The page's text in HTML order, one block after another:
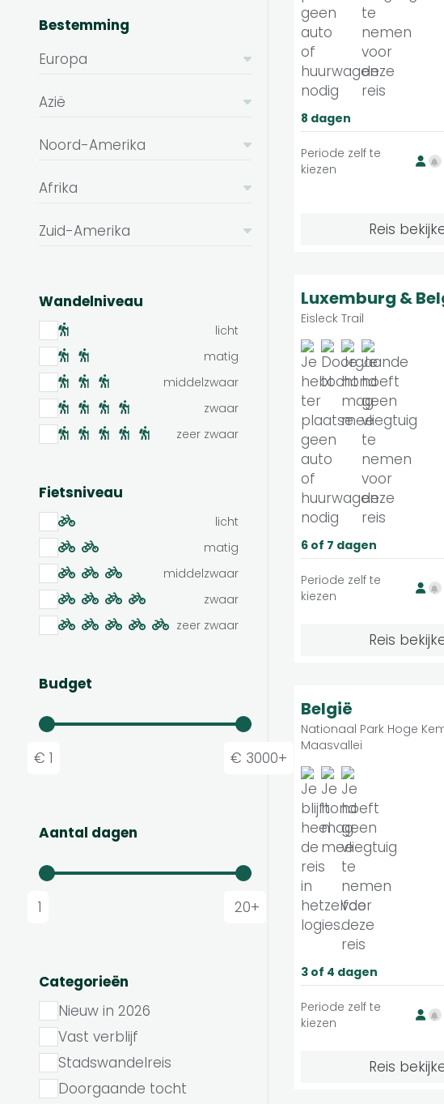
Bestemming
Europa
Azië
Noord-Amerika
Afrika
Zuid-Amerika
Wandelniveau
licht
matig
middelzwaar
zwaar
zeer zwaar
Fietsniveau
licht
matig
middelzwaar
zwaar
zeer zwaar
Budget
€ 1 € 3000+
Aantal dagen
1 20+
Categorieën
Nieuw in 2026
Vast verblijf
Stadswandelreis
Doorgaande tocht
8 dagen
Periode zelf te
kiezen
Reis
9
Luxemburg &
Eisleck Trail
6 of 7 dagen
Periode zelf te
kiezen
Reis
8.9
België
Nationaal Park Hoge
Maasvallei
3 of 4 dagen
Periode zelf te
kiezen
Reis